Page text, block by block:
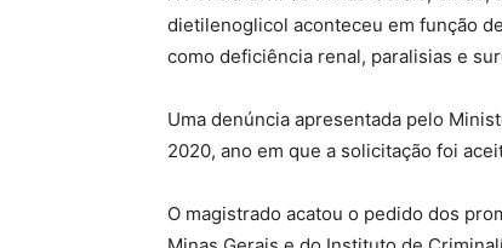
dietilenoglicol aconteceu em função
como deficiência renal, paralisias e
Uma denúncia apresentada pelo
2020, ano em que a solicitação foi
O magistrado acatou o pedido dos